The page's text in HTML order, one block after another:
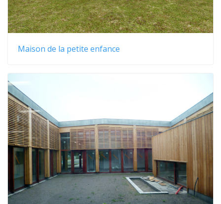
Maison de la petite enfance